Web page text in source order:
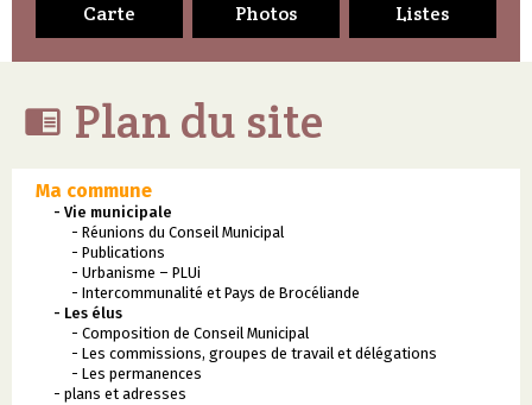
Carte Photos Listes
 Plan du site
Ma commune
- Vie municipale
- Réunions du Conseil Municipal
- Publications
- Urbanisme – PLUi
- Intercommunalité et Pays de Brocéliande
- Les élus
- Composition de Conseil Municipal
- Les commissions, groupes de travail et délégations
- Les permanences
- plans et adresses